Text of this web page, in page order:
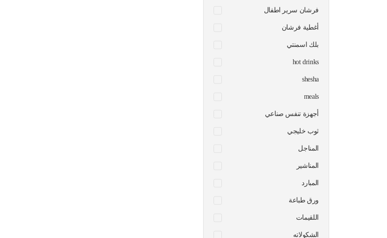
فرشان سرير اطفال
أغطية فرشان
بلك اسمنتي
hot drinks
shesha
meals
أجهزة تنفس صناعي
ثوب خليجي
المناجل
المناشير
المبارد
ورق طباعة
اللقيمات
الشكولاته